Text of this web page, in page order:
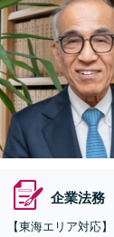
企業法務
【東海エリア対応